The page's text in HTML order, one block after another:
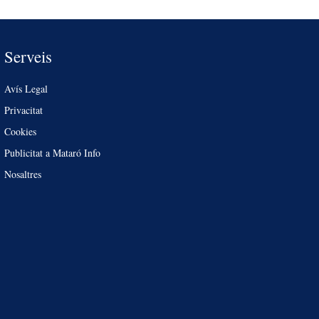
Serveis
Avís Legal
Privacitat
Cookies
Publicitat a Mataró Info
Nosaltres